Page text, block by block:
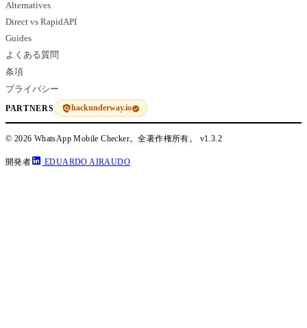
Alternatives
Direct vs RapidAPI
Guides
よくある質問
条項
プライバシー
PARTNERS hackunderway.io
© 2026 WhatsApp Mobile Checker。全著作権所有。 v1.3.2
開発者 EDUARDO AIRAUDO